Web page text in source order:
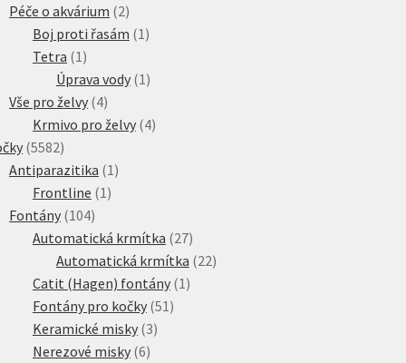
produktů
Péče o akvárium 22
produkty
Boj proti řasám 11
Tetra 11
produkt
Úprava vody 11
Vše pro želvy 44
produkty
Krmivo pro želvy 44
55825582
produktů
Antiparazitika 11
Frontline 11
Fontány 104104
produktů
Automatická krmítka 2727
produktů
Automatická krmítka 2222
Catit (Hagen) fontány 11
Fontány pro kočky 5151
Keramické misky 33
Nerezové misky 66